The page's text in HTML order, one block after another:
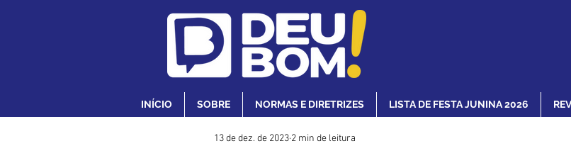
INÍCIO SOBRE NORMAS E DIRETRIZES LISTA DE FESTA JUNINA 2026
13 de dez. de 2023 2 min de leitura